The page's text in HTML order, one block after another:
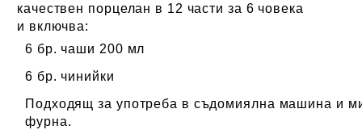
качествен порцелан в 12 части за 6 човека
и включва:
6 бр. чаши 200 мл
6 бр. чинийки
Подходящ за употреба в съдомиялна машина и
фурна.